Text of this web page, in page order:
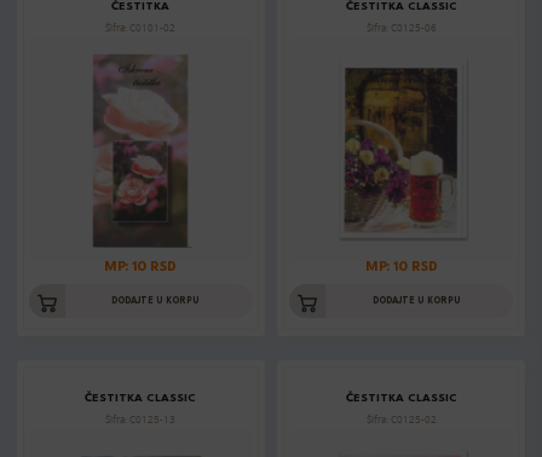
ČESTITKA
Šifra: C0101-02
MP: 10 RSD
DODAJTE U KORPU
ČESTITKA CLASSIC
Šifra: C0125-06
MP: 10 RSD
DODAJTE U KORPU
ČESTITKA CLASSIC
Šifra: C0125-13
ČESTITKA CLASSIC
Šifra: C0125-02